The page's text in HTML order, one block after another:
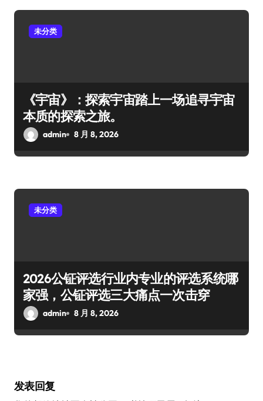
未分类
《宇宙》：探索宇宙踏上一场追寻宇宙
本质的探索之旅。
admin 8 月 8, 2026
未分类
2026公钲评选行业内专业的评选系统哪
家强，公钲评选三大痛点一次击穿
admin 8 月 8, 2026
发表回复